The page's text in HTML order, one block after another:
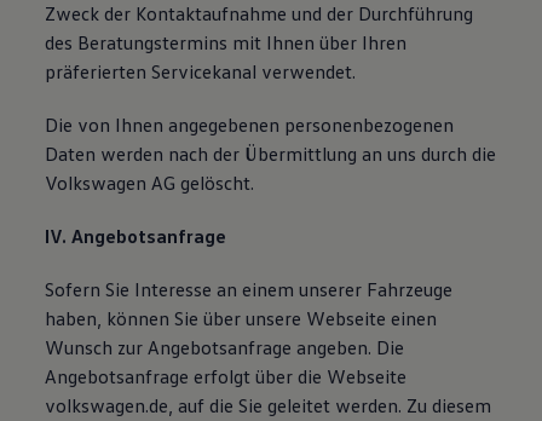
Zweck der Kontaktaufnahme und der Durchführung
des Beratungstermins mit Ihnen über Ihren
präferierten Servicekanal verwendet.
Die von Ihnen angegebenen personenbezogenen
Daten werden nach der Übermittlung an uns durch die
Volkswagen AG gelöscht.
IV. Angebotsanfrage
Sofern Sie Interesse an einem unserer Fahrzeuge
haben, können Sie über unsere Webseite einen
Wunsch zur Angebotsanfrage angeben. Die
Angebotsanfrage erfolgt über die Webseite
volkswagen.de, auf die Sie geleitet werden. Zu diesem